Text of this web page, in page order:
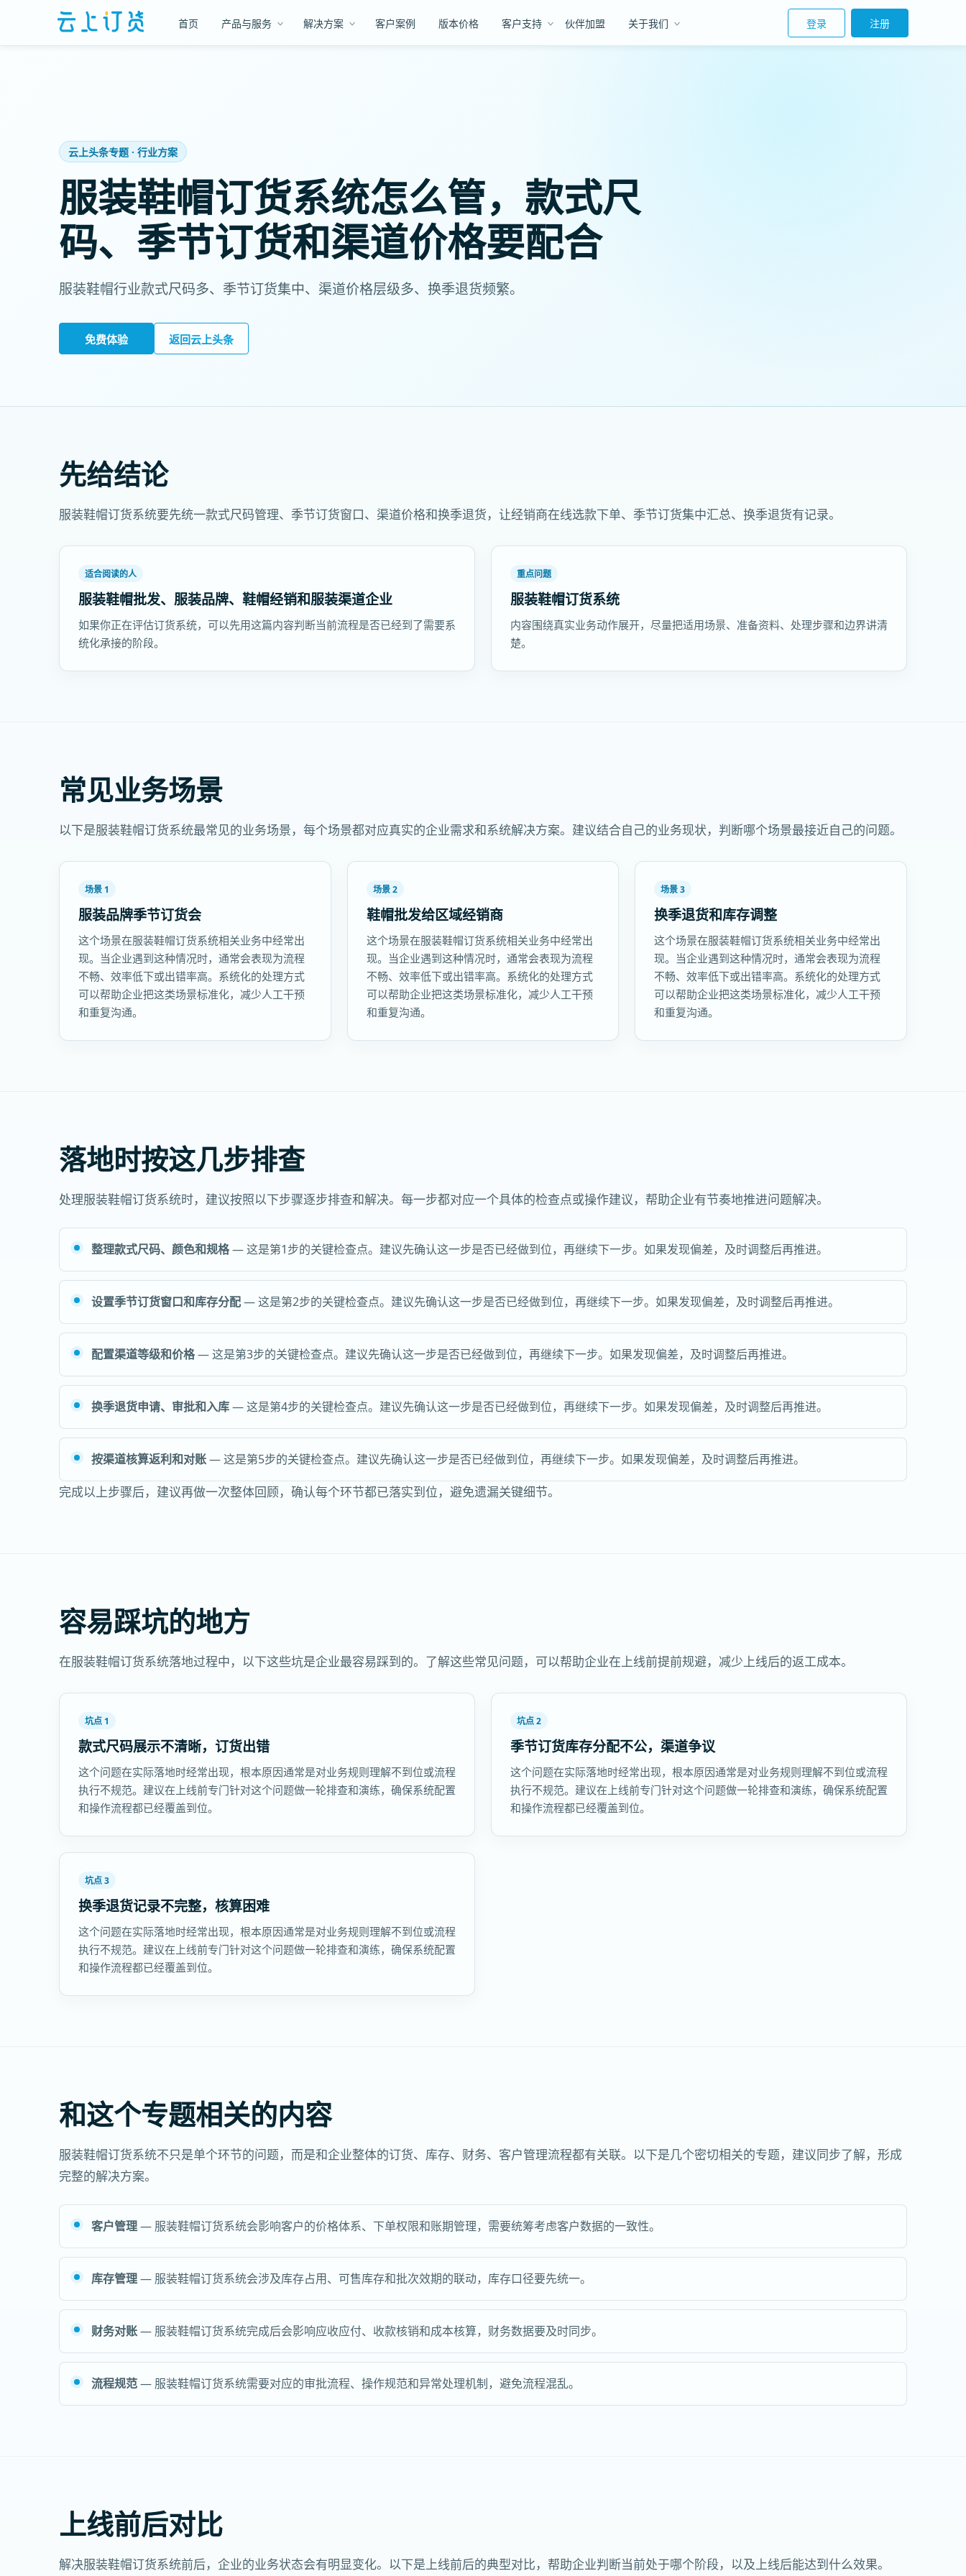
首页 产品与服务 解决方案 客户案例 版本价格 客户支持 伙伴加盟 关于我们 登录 注册
云上头条专题 · 行业方案
服装鞋帽订货系统怎么管，款式尺
码、季节订货和渠道价格要配合
服装鞋帽行业款式尺码多、季节订货集中、渠道价格层级多、换季退货频繁。
免费体验 返回云上头条
先给结论
服装鞋帽订货系统要先统一款式尺码管理、季节订货窗口、渠道价格和换季退货，让经销商在线选款下单、季节订货集中汇总、换季退货有记录。
适合阅读的人
服装鞋帽批发、服装品牌、鞋帽经销和服装渠道企业
如果你正在评估订货系统，可以先用这篇内容判断当前流程是否已经到了需要系
统化承接的阶段。
重点问题
服装鞋帽订货系统
内容围绕真实业务动作展开，尽量把适用场景、准备资料、处理步骤和边界讲清
楚。
常见业务场景
以下是服装鞋帽订货系统最常见的业务场景，每个场景都对应真实的企业需求和系统解决方案。建议结合自己的业务现状，判断哪个场景最接近自己的问题。
场景 1
服装品牌季节订货会
这个场景在服装鞋帽订货系统相关业务中经常出
现。当企业遇到这种情况时，通常会表现为流程
不畅、效率低下或出错率高。系统化的处理方式
可以帮助企业把这类场景标准化，减少人工干预
和重复沟通。
场景 2
鞋帽批发给区域经销商
这个场景在服装鞋帽订货系统相关业务中经常出
现。当企业遇到这种情况时，通常会表现为流程
不畅、效率低下或出错率高。系统化的处理方式
可以帮助企业把这类场景标准化，减少人工干预
和重复沟通。
场景 3
换季退货和库存调整
这个场景在服装鞋帽订货系统相关业务中经常出
现。当企业遇到这种情况时，通常会表现为流程
不畅、效率低下或出错率高。系统化的处理方式
可以帮助企业把这类场景标准化，减少人工干预
和重复沟通。
落地时按这几步排查
处理服装鞋帽订货系统时，建议按照以下步骤逐步排查和解决。每一步都对应一个具体的检查点或操作建议，帮助企业有节奏地推进问题解决。
整理款式尺码、颜色和规格— 这是第1步的关键检查点。建议先确认这一步是否已经做到位，再继续下一步。如果发现偏差，及时调整后再推进。
设置季节订货窗口和库存分配— 这是第2步的关键检查点。建议先确认这一步是否已经做到位，再继续下一步。如果发现偏差，及时调整后再推进。
配置渠道等级和价格— 这是第3步的关键检查点。建议先确认这一步是否已经做到位，再继续下一步。如果发现偏差，及时调整后再推进。
换季退货申请、审批和入库— 这是第4步的关键检查点。建议先确认这一步是否已经做到位，再继续下一步。如果发现偏差，及时调整后再推进。
按渠道核算返利和对账— 这是第5步的关键检查点。建议先确认这一步是否已经做到位，再继续下一步。如果发现偏差，及时调整后再推进。
完成以上步骤后，建议再做一次整体回顾，确认每个环节都已落实到位，避免遗漏关键细节。
容易踩坑的地方
在服装鞋帽订货系统落地过程中，以下这些坑是企业最容易踩到的。了解这些常见问题，可以帮助企业在上线前提前规避，减少上线后的返工成本。
坑点 1
款式尺码展示不清晰，订货出错
这个问题在实际落地时经常出现，根本原因通常是对业务规则理解不到位或流程
执行不规范。建议在上线前专门针对这个问题做一轮排查和演练，确保系统配置
和操作流程都已经覆盖到位。
坑点 2
季节订货库存分配不公，渠道争议
这个问题在实际落地时经常出现，根本原因通常是对业务规则理解不到位或流程
执行不规范。建议在上线前专门针对这个问题做一轮排查和演练，确保系统配置
和操作流程都已经覆盖到位。
坑点 3
换季退货记录不完整，核算困难
这个问题在实际落地时经常出现，根本原因通常是对业务规则理解不到位或流程
执行不规范。建议在上线前专门针对这个问题做一轮排查和演练，确保系统配置
和操作流程都已经覆盖到位。
和这个专题相关的内容
服装鞋帽订货系统不只是单个环节的问题，而是和企业整体的订货、库存、财务、客户管理流程都有关联。以下是几个密切相关的专题，建议同步了解，形成
完整的解决方案。
客户管理— 服装鞋帽订货系统会影响客户的价格体系、下单权限和账期管理，需要统筹考虑客户数据的一致性。
库存管理— 服装鞋帽订货系统会涉及库存占用、可售库存和批次效期的联动，库存口径要先统一。
财务对账— 服装鞋帽订货系统完成后会影响应收应付、收款核销和成本核算，财务数据要及时同步。
流程规范— 服装鞋帽订货系统需要对应的审批流程、操作规范和异常处理机制，避免流程混乱。
上线前后对比
解决服装鞋帽订货系统前后，企业的业务状态会有明显变化。以下是上线前后的典型对比，帮助企业判断当前处于哪个阶段，以及上线后能达到什么效果。